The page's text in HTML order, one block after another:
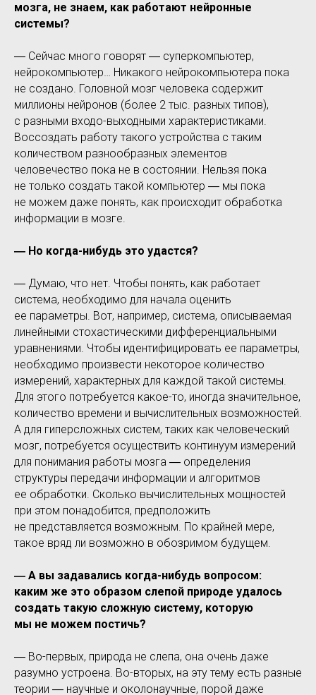
мозга, не знаем, как работают нейронные
системы?
― Сейчас много говорят ― суперкомпьютер,
нейрокомпьютер… Никакого нейрокомпьютера пока
не создано. Головной мозг человека содержит
миллионы нейронов (более 2 тыс. разных типов),
с разными входо-выходными характеристиками.
Воссоздать работу такого устройства с таким
количеством разнообразных элементов
человечество пока не в состоянии. Нельзя пока
не только создать такой компьютер ― мы пока
не можем даже понять, как происходит обработка
информации в мозге.
― Но когда-нибудь это удастся?
― Думаю, что нет. Чтобы понять, как работает
система, необходимо для начала оценить
ее параметры. Вот, например, система, описываемая
линейными стохастическими дифференциальными
уравнениями. Чтобы идентифицировать ее параметры,
необходимо произвести некоторое количество
измерений, характерных для каждой такой системы.
Для этого потребуется какое-то, иногда значительное,
количество времени и вычислительных возможностей.
А для гиперсложных систем, таких как человеческий
мозг, потребуется осуществить континуум измерений
для понимания работы мозга ― определения
структуры передачи информации и алгоритмов
ее обработки. Сколько вычислительных мощностей
при этом понадобится, предположить
не представляется возможным. По крайней мере,
такое вряд ли возможно в обозримом будущем.
― А вы задавались когда-нибудь вопросом:
каким же это образом слепой природе удалось
создать такую сложную систему, которую
мы не можем постичь?
― Во-первых, природа не слепа, она очень даже
разумно устроена. Во-вторых, на эту тему есть разные
теории ― научные и околонаучные, порой даже